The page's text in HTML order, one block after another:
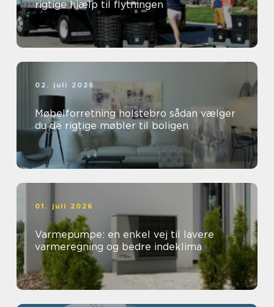
rigtige hjælp til flytningen
02. juli 2026
Møbelforretning holstebro sådan vælger
du de rigtige møbler til boligen
01. juli 2026
Varmepumpe: en enkel vej til lavere
varmeregning og bedre indeklima